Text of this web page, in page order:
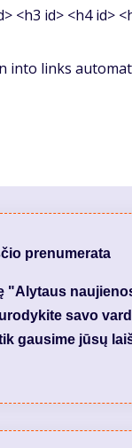
<h3 id> <h4 id>
into links
prenumerata
"Alytaus
savo
gausime jūsų